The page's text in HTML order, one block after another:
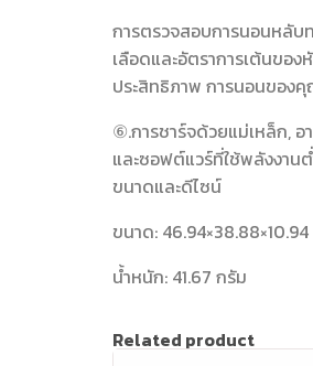
การตรวจสอบการนอนหลับ
เลือดและอัตราการเต้นขอ
ประสิทธิภาพ การนอนของ
⑥.การชาร์จด้วยแม่เหล็ก, อ
และซอฟต์แวร์ที่ใช้พลังงาน
ขนาดและดีไซน์
ขนาด:
น้ำหนัก: 41.67 กรัม
Related product